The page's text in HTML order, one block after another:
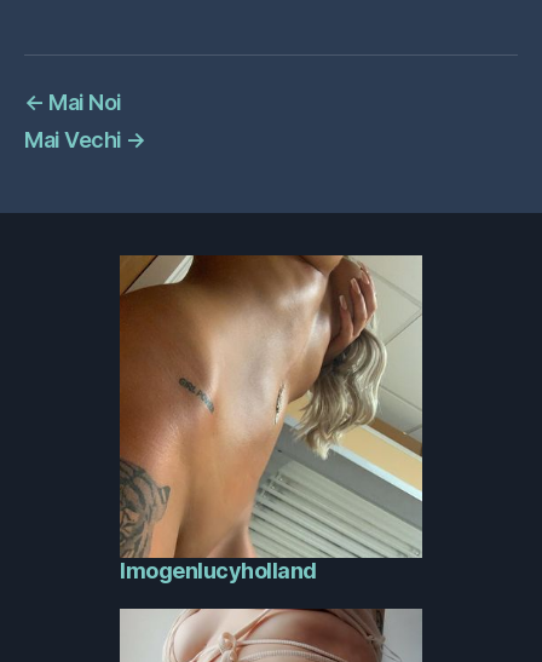
← Mai Noi
Mai Vechi →
Imogenlucyholland